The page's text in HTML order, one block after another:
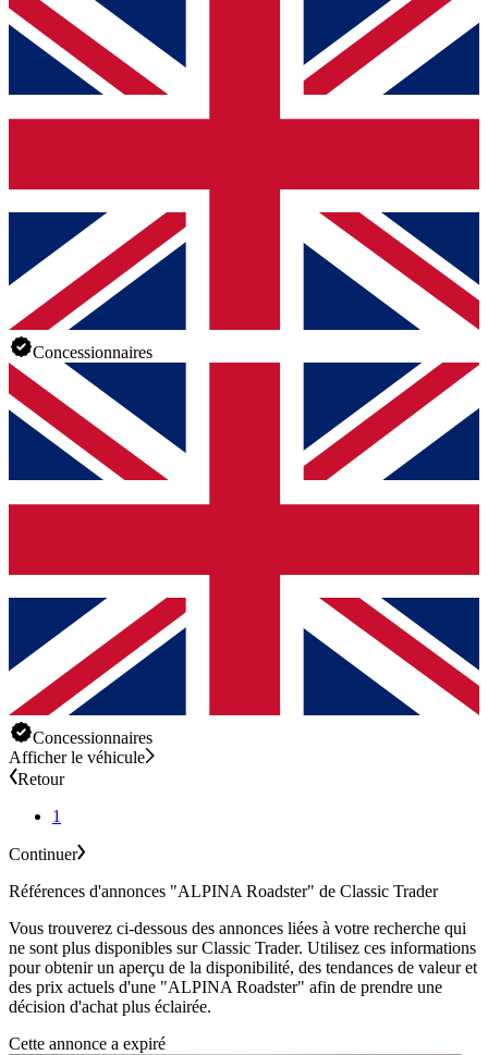
Concessionnaires
Concessionnaires
Afficher le véhicule
Retour
1
Continuer
Références d'annonces "ALPINA Roadster" de Classic Trader
Vous trouverez ci-dessous des annonces liées à votre recherche qui
ne sont plus disponibles sur Classic Trader. Utilisez ces informations
pour obtenir un aperçu de la disponibilité, des tendances de valeur et
des prix actuels d'une "ALPINA Roadster" afin de prendre une
décision d'achat plus éclairée.
Cette annonce a expiré